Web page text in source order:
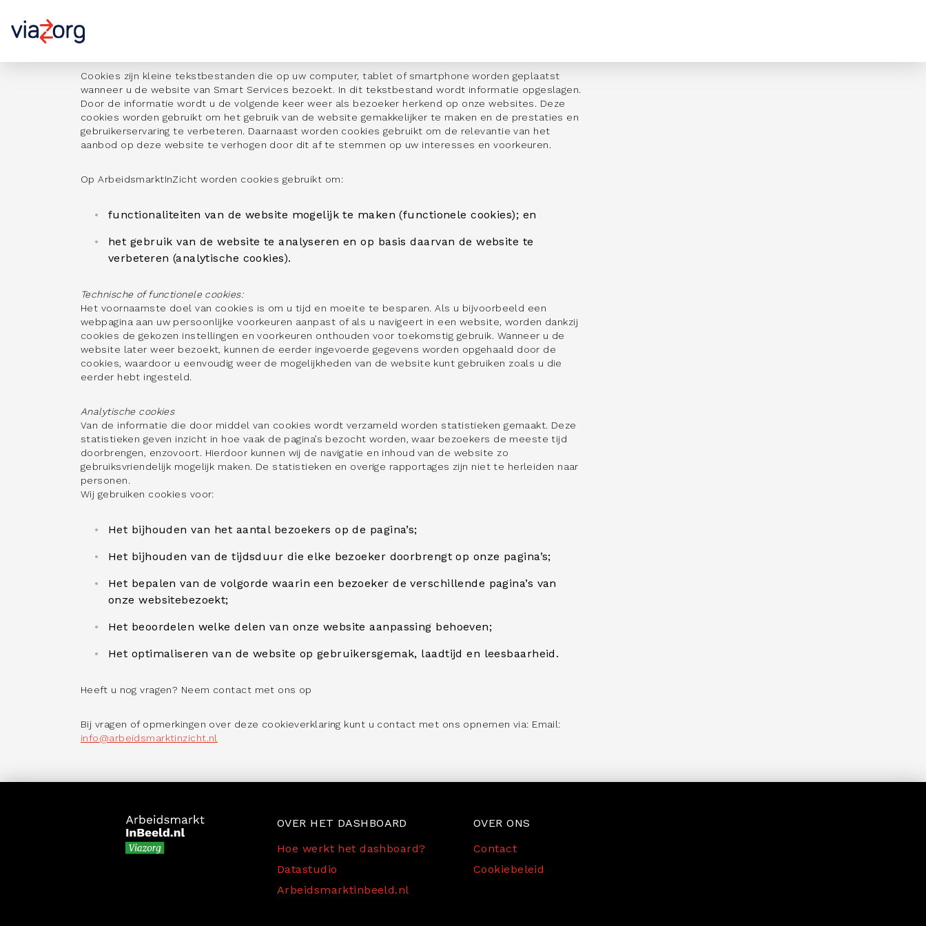
Cookies
Cookies zijn kleine tekstbestanden die op uw computer, tablet of smartphone worden geplaatst
wanneer u de website van Smart Services bezoekt. In dit tekstbestand wordt informatie opgeslagen.
Door de informatie wordt u de volgende keer weer als bezoeker herkend op onze websites. Deze
cookies worden gebruikt om het gebruik van de website gemakkelijker te maken en de prestaties en
gebruikerservaring te verbeteren. Daarnaast worden cookies gebruikt om de relevantie van het
aanbod op deze website te verhogen door dit af te stemmen op uw interesses en voorkeuren.
Op ArbeidsmarktInZicht worden cookies gebruikt om:
functionaliteiten van de website mogelijk te maken (functionele cookies); en
het gebruik van de website te analyseren en op basis daarvan de website te
verbeteren (analytische cookies).
Technische of functionele cookies:
Het voornaamste doel van cookies is om u tijd en moeite te besparen. Als u bijvoorbeeld een
webpagina aan uw persoonlijke voorkeuren aanpast of als u navigeert in een website, worden dankzij
cookies de gekozen instellingen en voorkeuren onthouden voor toekomstig gebruik. Wanneer u de
website later weer bezoekt, kunnen de eerder ingevoerde gegevens worden opgehaald door de
cookies, waardoor u eenvoudig weer de mogelijkheden van de website kunt gebruiken zoals u die
eerder hebt ingesteld.
Analytische cookies
Van de informatie die door middel van cookies wordt verzameld worden statistieken gemaakt. Deze
statistieken geven inzicht in hoe vaak de pagina’s bezocht worden, waar bezoekers de meeste tijd
doorbrengen, enzovoort. Hierdoor kunnen wij de navigatie en inhoud van de website zo
gebruiksvriendelijk mogelijk maken. De statistieken en overige rapportages zijn niet te herleiden naar
personen.
Wij gebruiken cookies voor:
Het bijhouden van het aantal bezoekers op de pagina’s;
Het bijhouden van de tijdsduur die elke bezoeker doorbrengt op onze pagina’s;
Het bepalen van de volgorde waarin een bezoeker de verschillende pagina’s van
onze websitebezoekt;
Het beoordelen welke delen van onze website aanpassing behoeven;
Het optimaliseren van de website op gebruikersgemak, laadtijd en leesbaarheid.
Heeft u nog vragen? Neem contact met ons op
Bij vragen of opmerkingen over deze cookieverklaring kunt u contact met ons opnemen via: Email:
info@arbeidsmarktinzicht.nl
OVER HET DASHBOARD
Hoe werkt het dashboard?
Datastudio
Arbeidsmarktinbeeld.nl
OVER ONS
Contact
Cookiebeleid